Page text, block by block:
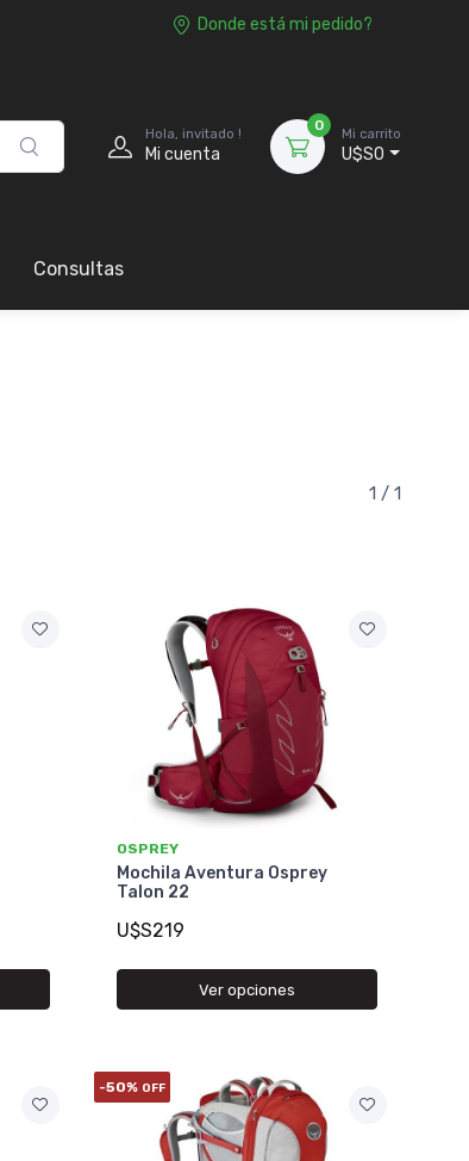
Donde está mi pedido?
Hola, invitado !
Mi cuenta
0
Mi carrito
U$S0
Consultas
1 / 1
OSPREY
Mochila Aventura Osprey
Talon 22
U$S219
Ver opciones
-50% OFF